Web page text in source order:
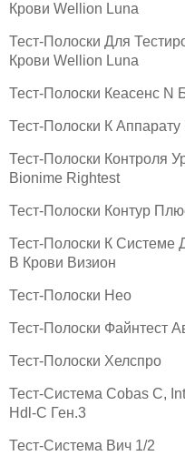
Крови Wellion Luna
Тест-Полоски Для
Крови Wellion Luna
Тест-Полоски Кеасенс N
Тест-Полоски К
Тест-Полоски Контроля
Bionime Rightest
Тест-Полоски Контур
Тест-Полоски К Системе
В Крови Визион
Тест-Полоски Нео
Тест-Полоски Файнтест
Тест-Полоски Хелспро
Тест-Система Cobas C,
Hdl-C Ген.3
Тест-Система Вич 1/2